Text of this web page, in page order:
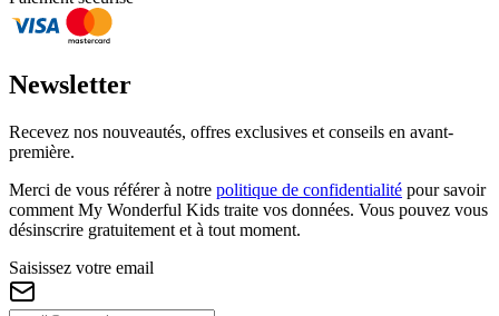
Newsletter
Recevez nos nouveautés, offres exclusives et conseils en avant-
première.
Merci de vous référer à notre politique de confidentialité pour savoir
comment My Wonderful Kids traite vos données. Vous pouvez vous
désinscrire gratuitement et à tout moment.
Saisissez votre email